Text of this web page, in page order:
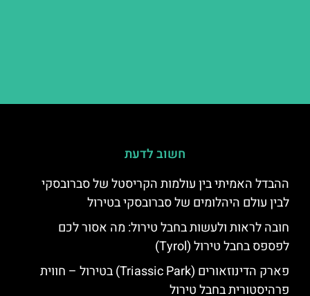
חשוב לדעת
ההבדל האמיתי בין עולמות הקריסטל של סברובסקי
לבין עולם היהלומים של סברובסקי בטירול
חובה לראות ולעשות בחבל טירול: מה אסור לכם
לפספס בחבל טירול (Tyrol)
פארק הדינוזאורים (Triassic Park) בטירול – חווית
פרהיסטורית בחבל טירול